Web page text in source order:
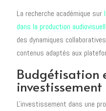
La recherche académique sur
dans la production
des dynamiques
contenus adaptés aux
Budgétisation
investissement
L'investissement dans une